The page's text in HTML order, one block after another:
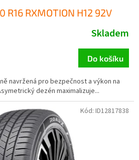
R16 RXMOTION H12 92V
Skladem
Do košíku
navržená pro bezpečnost a výkon na
dezén maximalizuje...
Kód: ID12817838